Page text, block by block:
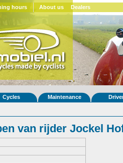
hours About us Dealers
Cycles Maintenance
van rijder Jockel